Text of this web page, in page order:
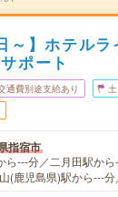
～】ホテル
ポート
通費別途支給あり
指宿市
ら---分／二月田駅か
(鹿児島県)駅から---